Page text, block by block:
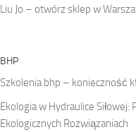
Liu Jo – otwórz sklep w
BHP
Szkolenia bhp – konieczność
Ekologia w Hydraulice
Ekologicznych Rozwiązaniach